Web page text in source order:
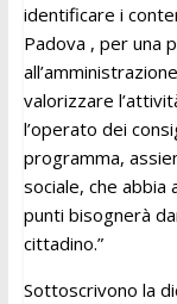
identificare i
Padova , per una
valorizzare
l’operato dei
programma,
sociale, che abbia
punti bisognerà
cittadino.”
Sottoscrivono la